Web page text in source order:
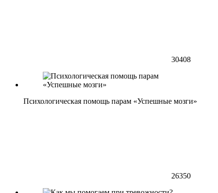
30408
Психологическая помощь парам «Успешные мозги»
26350